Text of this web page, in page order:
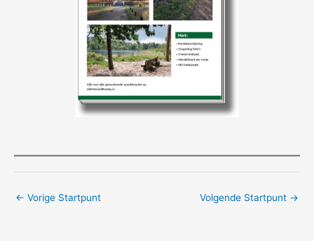
← Vorige Startpunt Volgende Startpunt →